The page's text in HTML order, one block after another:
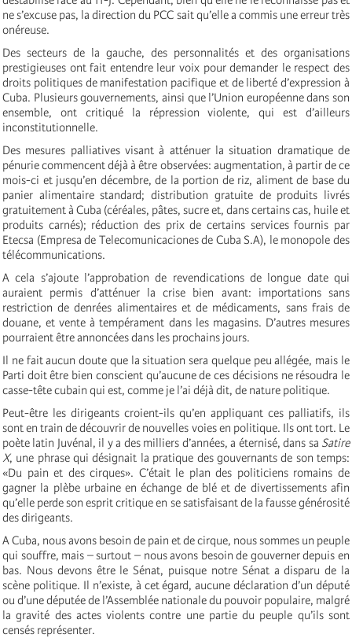
ne s’excuse pas, la direction du PCC sait qu’elle a commis une erreur très
onéreuse.
Des secteurs de la gauche, des personnalités et des organisations
prestigieuses ont fait entendre leur voix pour demander le respect des
droits politiques de manifestation pacifique et de liberté d’expression à
Cuba. Plusieurs gouvernements, ainsi que l’Union européenne dans son
ensemble, ont critiqué la répression violente, qui est d’ailleurs
inconstitutionnelle.
Des mesures palliatives visant à atténuer la situation dramatique de
pénurie commencent déjà à être observées: augmentation, à partir de ce
mois-ci et jusqu’en décembre, de la portion de riz, aliment de base du
panier alimentaire standard; distribution gratuite de produits livrés
gratuitement à Cuba (céréales, pâtes, sucre et, dans certains cas, huile et
produits carnés); réduction des prix de certains services fournis par
Etecsa (Empresa de Telecomunicaciones de Cuba S.A), le monopole des
télécommunications.
A cela s’ajoute l’approbation de revendications de longue date qui
auraient permis d’atténuer la crise bien avant: importations sans
restriction de denrées alimentaires et de médicaments, sans frais de
douane, et vente à tempérament dans les magasins. D’autres mesures
pourraient être annoncées dans les prochains jours.
Il ne fait aucun doute que la situation sera quelque peu allégée, mais le
Parti doit être bien conscient qu’aucune de ces décisions ne résoudra le
casse-tête cubain qui est, comme je l’ai déjà dit, de nature politique.
Peut-être les dirigeants croient-ils qu’en appliquant ces palliatifs, ils
sont en train de découvrir de nouvelles voies en politique. Ils ont tort. Le
poète latin Juvénal, il y a des milliers d’années, a éternisé, dans sa Satire
X, une phrase qui désignait la pratique des gouvernants de son temps:
«Du pain et des cirques». C’était le plan des politiciens romains de
gagner la plèbe urbaine en échange de blé et de divertissements afin
qu’elle perde son esprit critique en se satisfaisant de la fausse générosité
des dirigeants.
A Cuba, nous avons besoin de pain et de cirque, nous sommes un peuple
qui souffre, mais – surtout – nous avons besoin de gouverner depuis en
bas. Nous devons être le Sénat, puisque notre Sénat a disparu de la
scène politique. Il n’existe, à cet égard, aucune déclaration d’un député
ou d’une députée de l’Assemblée nationale du pouvoir populaire, malgré
la gravité des actes violents contre une partie du peuple qu’ils sont
censés représenter.